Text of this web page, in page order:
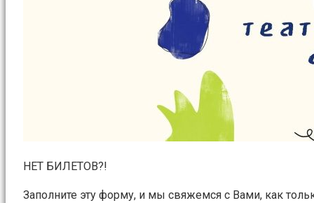
НЕТ БИЛЕТОВ?!
Заполните эту форму, и мы свяжемся с Вами, как